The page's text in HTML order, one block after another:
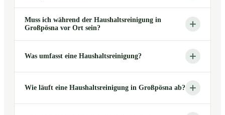
Muss ich während der Haushaltsreinigung in
Großpösna vor Ort sein?
Was umfasst eine Haushaltsreinigung?
Wie läuft eine Haushaltsreinigung in Großpösna ab?